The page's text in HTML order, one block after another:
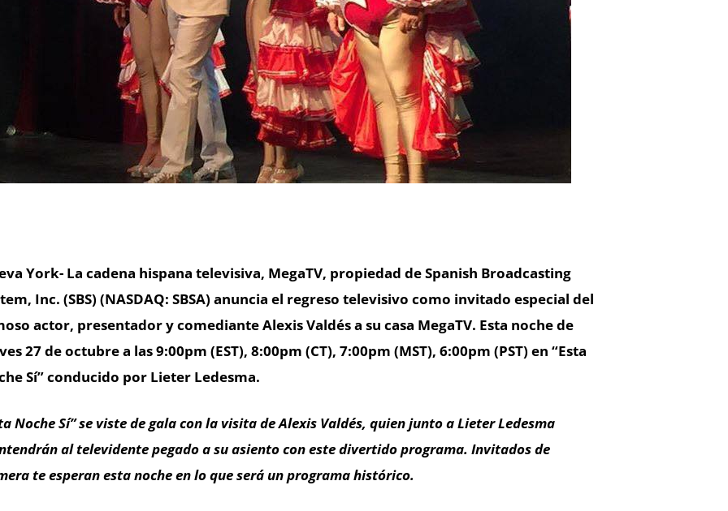
York- La cadena hispana televisiva, MegaTV, propiedad de Spanish Broadcasting
Inc. (SBS) (NASDAQ: SBSA) anuncia el regreso televisivo como invitado especial del
actor, presentador y comediante Alexis Valdés a su casa MegaTV. Esta noche de
27 de octubre a las 9:00pm (EST), 8:00pm (CT), 7:00pm (MST), 6:00pm (PST) en “Esta
Sí” conducido por Lieter Ledesma.
Noche Sí” se viste de gala con la visita de Alexis Valdés, quien junto a Lieter Ledesma
al televidente pegado a su asiento con este divertido programa. Invitados de
te esperan esta noche en lo que será un programa histórico.